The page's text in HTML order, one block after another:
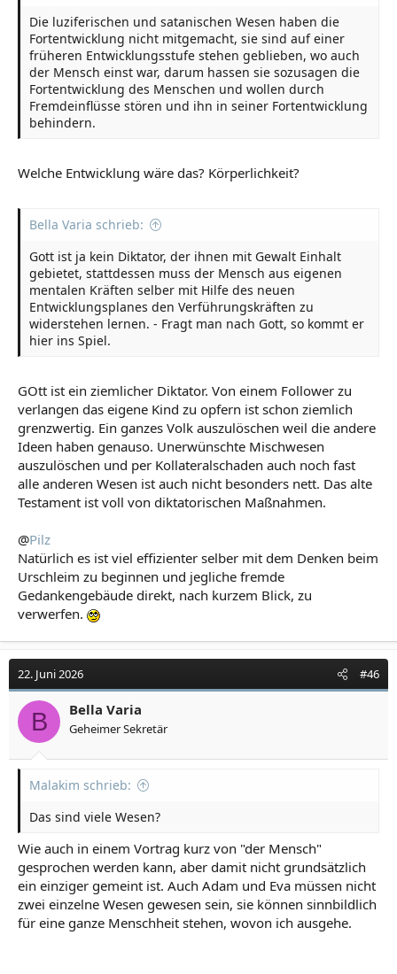
Die luziferischen und satanischen Wesen haben die
Fortentwicklung nicht mitgemacht, sie sind auf einer
früheren Entwicklungsstufe stehen geblieben, wo auch
der Mensch einst war, darum hassen sie sozusagen die
Fortentwicklung des Menschen und wollen durch
Fremdeinflüsse stören und ihn in seiner Fortentwicklung
behindern.
Welche Entwicklung wäre das? Körperlichkeit?
Bella Varia schrieb:
Gott ist ja kein Diktator, der ihnen mit Gewalt Einhalt
gebietet, stattdessen muss der Mensch aus eigenen
mentalen Kräften selber mit Hilfe des neuen
Entwicklungsplanes den Verführungskräften zu
widerstehen lernen. - Fragt man nach Gott, so kommt er
hier ins Spiel.
GOtt ist ein ziemlicher Diktator. Von einem Follower zu
verlangen das eigene Kind zu opfern ist schon ziemlich
grenzwertig. Ein ganzes Volk auszulöschen weil die andere
Ideen haben genauso. Unerwünschte Mischwesen
auszulöschen und per Kollateralschaden auch noch fast
alle anderen Wesen ist auch nicht besonders nett. Das alte
Testament ist voll von diktatorischen Maßnahmen.
@Pilz
Natürlich es ist viel effizienter selber mit dem Denken beim
Urschleim zu beginnen und jegliche fremde
Gedankengebäude direkt, nach kurzem Blick, zu
verwerfen.
22. Juni 2026 #46
B Bella Varia
Geheimer Sekretär
Malakim schrieb:
Das sind viele Wesen?
Wie auch in einem Vortrag kurz von "der Mensch"
gesprochen werden kann, aber damit nicht grundsätzlich
ein einziger gemeint ist. Auch Adam und Eva müssen nicht
zwei einzelne Wesen gewesen sein, sie können sinnbildlich
für eine ganze Menschheit stehen, wovon ich ausgehe.